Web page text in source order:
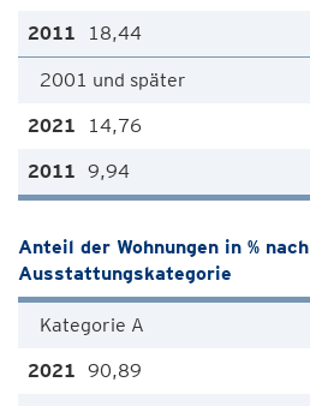
18,44
2001 und später
14,76
9,94
Anteil der Wohnungen in % nach
Ausstattungskategorie
Kategorie A
90,89